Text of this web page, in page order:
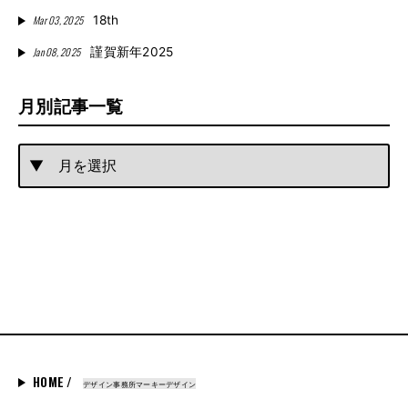
Mar 03, 2025 18th
Jan 08, 2025 謹賀新年2025
月別記事一覧
HOME / デザイン事務所マーキーデザイン